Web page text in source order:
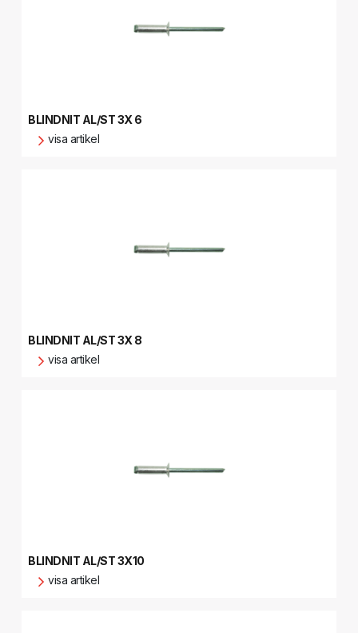
BLINDNIT AL/ST 3X 6
visa artikel
BLINDNIT AL/ST 3X 8
visa artikel
BLINDNIT AL/ST 3X10
visa artikel